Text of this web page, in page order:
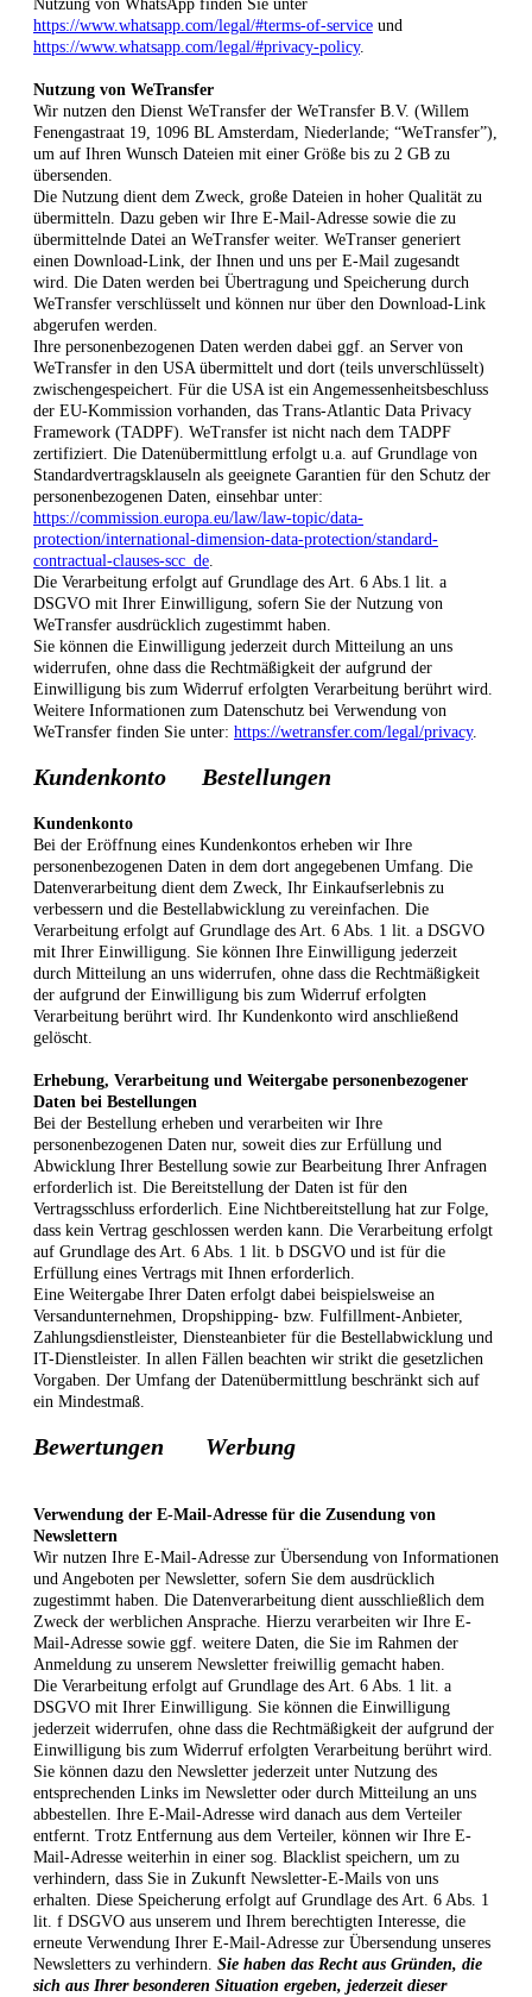
Nutzung von WhatsApp finden Sie unter
https://www.whatsapp.com/legal/#terms-of-service und
https://www.whatsapp.com/legal/#privacy-policy.
Nutzung von WeTransfer
Wir nutzen den Dienst WeTransfer der WeTransfer B.V. (Willem
Fenengastraat 19, 1096 BL Amsterdam, Niederlande; “WeTransfer”),
um auf Ihren Wunsch Dateien mit einer Größe bis zu 2 GB zu
übersenden.
Die Nutzung dient dem Zweck, große Dateien in hoher Qualität zu
übermitteln. Dazu geben wir Ihre E-Mail-Adresse sowie die zu
übermittelnde Datei an WeTransfer weiter. WeTranser generiert
einen Download-Link, der Ihnen und uns per E-Mail zugesandt
wird. Die Daten werden bei Übertragung und Speicherung durch
WeTransfer verschlüsselt und können nur über den Download-Link
abgerufen werden.
Ihre personenbezogenen Daten werden dabei ggf. an Server von
WeTransfer in den USA übermittelt und dort (teils unverschlüsselt)
zwischengespeichert. Für die USA ist ein Angemessenheitsbeschluss
der EU-Kommission vorhanden, das Trans-Atlantic Data Privacy
Framework (TADPF). WeTransfer ist nicht nach dem TADPF
zertifiziert. Die Datenübermittlung erfolgt u.a. auf Grundlage von
Standardvertragsklauseln als geeignete Garantien für den Schutz der
personenbezogenen Daten, einsehbar unter:
https://commission.europa.eu/law/law-topic/data-
protection/international-dimension-data-protection/standard-
contractual-clauses-scc_de.
Die Verarbeitung erfolgt auf Grundlage des Art. 6 Abs.1 lit. a
DSGVO mit Ihrer Einwilligung, sofern Sie der Nutzung von
WeTransfer ausdrücklich zugestimmt haben.
Sie können die Einwilligung jederzeit durch Mitteilung an uns
widerrufen, ohne dass die Rechtmäßigkeit der aufgrund der
Einwilligung bis zum Widerruf erfolgten Verarbeitung berührt wird.
Weitere Informationen zum Datenschutz bei Verwendung von
WeTransfer finden Sie unter: https://wetransfer.com/legal/privacy.
Kundenkonto Bestellungen
Kundenkonto
Bei der Eröffnung eines Kundenkontos erheben wir Ihre
personenbezogenen Daten in dem dort angegebenen Umfang. Die
Datenverarbeitung dient dem Zweck, Ihr Einkaufserlebnis zu
verbessern und die Bestellabwicklung zu vereinfachen. Die
Verarbeitung erfolgt auf Grundlage des Art. 6 Abs. 1 lit. a DSGVO
mit Ihrer Einwilligung. Sie können Ihre Einwilligung jederzeit
durch Mitteilung an uns widerrufen, ohne dass die Rechtmäßigkeit
der aufgrund der Einwilligung bis zum Widerruf erfolgten
Verarbeitung berührt wird. Ihr Kundenkonto wird anschließend
gelöscht.
Erhebung, Verarbeitung und Weitergabe personenbezogener
Daten bei Bestellungen
Bei der Bestellung erheben und verarbeiten wir Ihre
personenbezogenen Daten nur, soweit dies zur Erfüllung und
Abwicklung Ihrer Bestellung sowie zur Bearbeitung Ihrer Anfragen
erforderlich ist. Die Bereitstellung der Daten ist für den
Vertragsschluss erforderlich. Eine Nichtbereitstellung hat zur Folge,
dass kein Vertrag geschlossen werden kann. Die Verarbeitung erfolgt
auf Grundlage des Art. 6 Abs. 1 lit. b DSGVO und ist für die
Erfüllung eines Vertrags mit Ihnen erforderlich.
Eine Weitergabe Ihrer Daten erfolgt dabei beispielsweise an
Versandunternehmen, Dropshipping- bzw. Fulfillment-Anbieter,
Zahlungsdienstleister, Diensteanbieter für die Bestellabwicklung und
IT-Dienstleister. In allen Fällen beachten wir strikt die gesetzlichen
Vorgaben. Der Umfang der Datenübermittlung beschränkt sich auf
ein Mindestmaß.
Bewertungen Werbung
Verwendung der E-Mail-Adresse für die Zusendung von
Newslettern
Wir nutzen Ihre E-Mail-Adresse zur Übersendung von Informationen
und Angeboten per Newsletter, sofern Sie dem ausdrücklich
zugestimmt haben. Die Datenverarbeitung dient ausschließlich dem
Zweck der werblichen Ansprache. Hierzu verarbeiten wir Ihre E-
Mail-Adresse sowie ggf. weitere Daten, die Sie im Rahmen der
Anmeldung zu unserem Newsletter freiwillig gemacht haben.
Die Verarbeitung erfolgt auf Grundlage des Art. 6 Abs. 1 lit. a
DSGVO mit Ihrer Einwilligung. Sie können die Einwilligung
jederzeit widerrufen, ohne dass die Rechtmäßigkeit der aufgrund der
Einwilligung bis zum Widerruf erfolgten Verarbeitung berührt wird.
Sie können dazu den Newsletter jederzeit unter Nutzung des
entsprechenden Links im Newsletter oder durch Mitteilung an uns
abbestellen. Ihre E-Mail-Adresse wird danach aus dem Verteiler
entfernt. Trotz Entfernung aus dem Verteiler, können wir Ihre E-
Mail-Adresse weiterhin in einer sog. Blacklist speichern, um zu
verhindern, dass Sie in Zukunft Newsletter-E-Mails von uns
erhalten. Diese Speicherung erfolgt auf Grundlage des Art. 6 Abs. 1
lit. f DSGVO aus unserem und Ihrem berechtigten Interesse, die
erneute Verwendung Ihrer E-Mail-Adresse zur Übersendung unseres
Newsletters zu verhindern. Sie haben das Recht aus Gründen, die
sich aus Ihrer besonderen Situation ergeben, jederzeit dieser